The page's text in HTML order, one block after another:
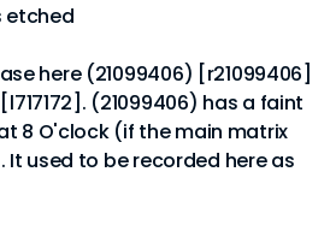
etched
here (21099406) [r21099406]
(21099406) has a faint
8 O'clock (if the main matrix
used to be recorded here as